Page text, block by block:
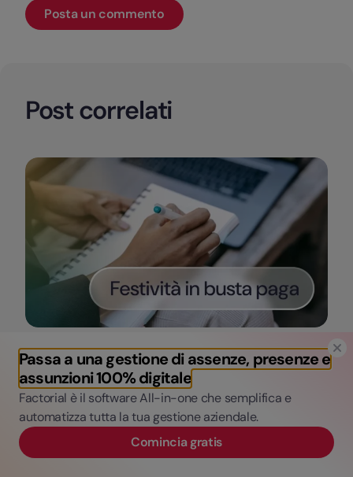
Passa a una gestione di assenze, presenze e
assunzioni 100% digitale
Factorial è il software All-in-one che semplifica e
automatizza tutta la tua gestione aziendale.
Comincia gratis
Post correlati
Categorie
Finanza facile
Festività in busta paga: ecco la guida alla
retribuzione
13 Aprile, 2026